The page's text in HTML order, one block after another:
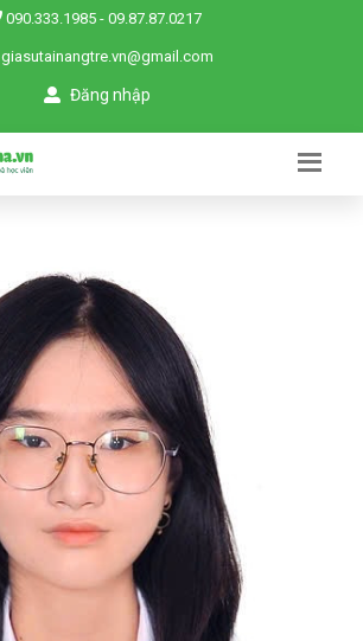
090.333.1985 - 09.87.87.0217
giasutainangtre.vn@gmail.com
Đăng nhập